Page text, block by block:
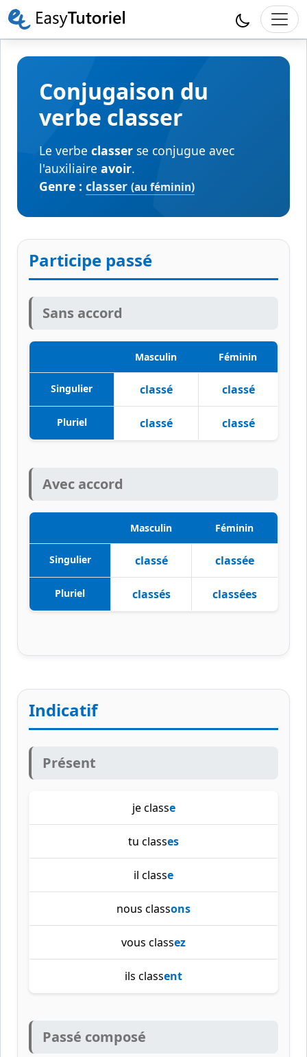
Conjugaison du
verbe classer
Le verbe classer se conjugue avec
l'auxiliaire avoir.
Genre : classer (au féminin)
Participe passé
Sans accord
Masculin Féminin
Singulier classé classé
Pluriel classé classé
Avec accord
Masculin Féminin
Singulier classé classée
Pluriel classés classées
Indicatif
Présent
je classe
tu classes
il classe
nous classons
vous classez
ils classent
Passé composé